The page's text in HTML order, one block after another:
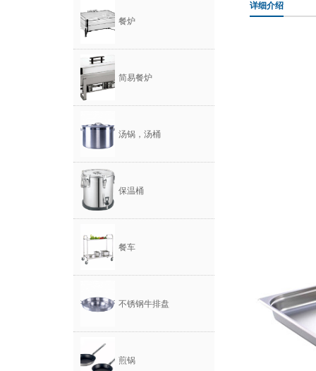
餐炉
简易餐炉
汤锅，汤桶
保温桶
餐车
不锈钢牛排盘
煎锅
详细介绍